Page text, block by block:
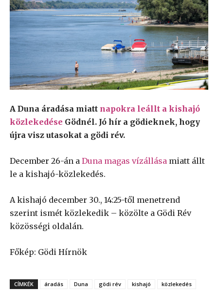
A Duna áradása miatt napokra leállt a kishajó
közlekedése Gödnél. Jó hír a gödieknek, hogy
újra visz utasokat a gödi rév.
December 26-án a Duna magas vízállása miatt állt
le a kishajó-közlekedés.
A kishajó december 30., 14:25-től menetrend
szerint ismét közlekedik – közölte a Gödi Rév
közösségi oldalán.
Főkép: Gödi Hírnök
CÍMKÉK áradás Duna gödi rév kishajó közlekedés